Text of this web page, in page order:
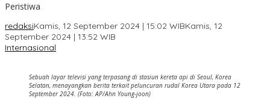
Peristiwa
redaksiKamis, 12 September 2024 | 15:02 WIBKamis, 12
September 2024 | 13:52 WIB
Internasional
Sebuah layar televisi yang terpasang di stasiun kereta api di Seoul, Korea
Selatan, menayangkan berita terkait peluncuran rudal Korea Utara pada 12
September 2024. (Foto: AP/Ahn Young-joon)